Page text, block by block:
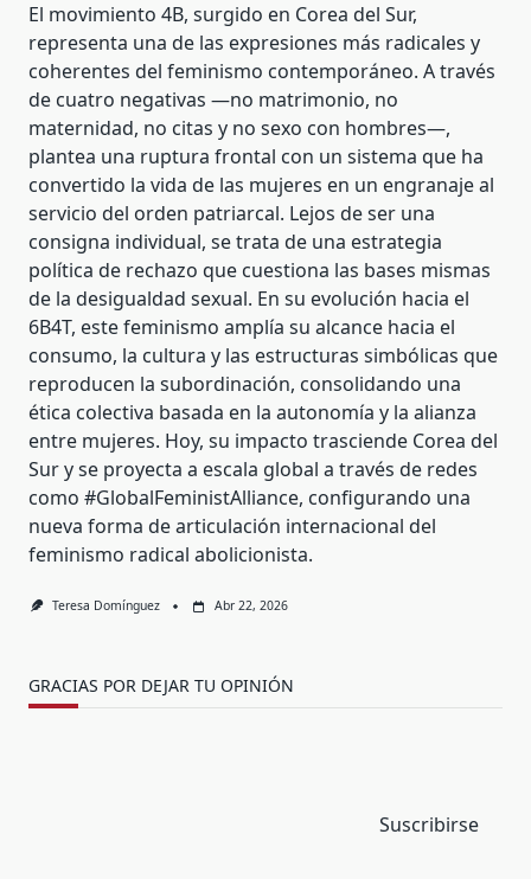
El movimiento 4B, surgido en Corea del Sur,
representa una de las expresiones más radicales y
coherentes del feminismo contemporáneo. A través
de cuatro negativas —no matrimonio, no
maternidad, no citas y no sexo con hombres—,
plantea una ruptura frontal con un sistema que ha
convertido la vida de las mujeres en un engranaje al
servicio del orden patriarcal. Lejos de ser una
consigna individual, se trata de una estrategia
política de rechazo que cuestiona las bases mismas
de la desigualdad sexual. En su evolución hacia el
6B4T, este feminismo amplía su alcance hacia el
consumo, la cultura y las estructuras simbólicas que
reproducen la subordinación, consolidando una
ética colectiva basada en la autonomía y la alianza
entre mujeres. Hoy, su impacto trasciende Corea del
Sur y se proyecta a escala global a través de redes
como #GlobalFeministAlliance, configurando una
nueva forma de articulación internacional del
feminismo radical abolicionista.
Teresa Domínguez Abr 22, 2026
GRACIAS POR DEJAR TU OPINIÓN
Suscribirse